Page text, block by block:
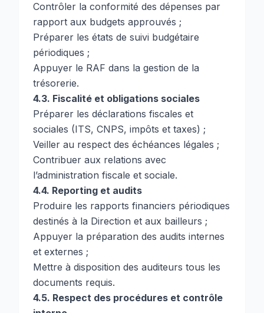
Contrôler la conformité des dépenses par
rapport aux budgets approuvés ;
Préparer les états de suivi budgétaire
périodiques ;
Appuyer le RAF dans la gestion de la
trésorerie.
4.3. Fiscalité et obligations sociales
Préparer les déclarations fiscales et
sociales (ITS, CNPS, impôts et taxes) ;
Veiller au respect des échéances légales ;
Contribuer aux relations avec
l’administration fiscale et sociale.
4.4. Reporting et audits
Produire les rapports financiers périodiques
destinés à la Direction et aux bailleurs ;
Appuyer la préparation des audits internes
et externes ;
Mettre à disposition des auditeurs tous les
documents requis.
4.5. Respect des procédures et contrôle